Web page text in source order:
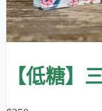
三十九號擂茶初期
中，口感更佳，營
【本區產品通過
【低糖】